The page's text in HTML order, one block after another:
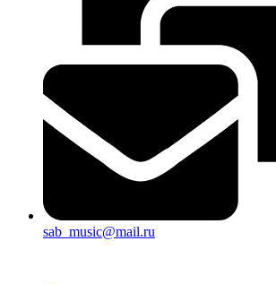
sab_music@mail.ru